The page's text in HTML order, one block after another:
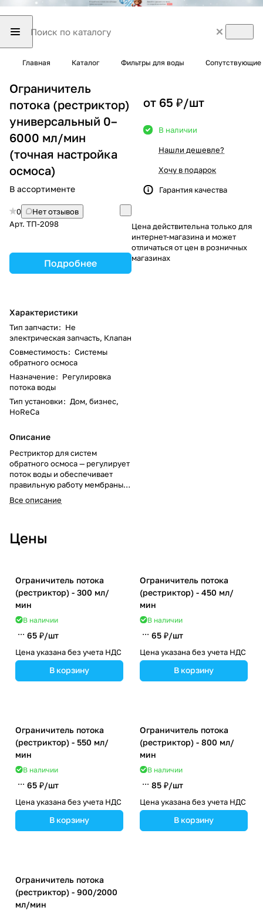
Главная Каталог Фильтры для воды
Ограничитель
потока (рестриктор)
универсальный 0–
6000 мл/мин
(точная настройка
осмоса)
В ассортименте
0
Нет отзывов
Арт. ТП-2098
Подробнее
Характеристики
Тип запчасти: Не
электрическая запчасть, Клапан
Совместимость: Системы
обратного осмоса
Назначение: Регулировка
потока воды
Тип установки: Дом, бизнес,
HoReCa
Описание
Рестриктор для систем
обратного осмоса — регулирует
поток воды и обеспечивает
правильную работу мембраны.
Подходит для бытовых и
коммерческих фильтров.
Все описание
от 65 ₽/шт
В наличии
Нашли дешевле?
Хочу в подарок
Гарантия качества
Цена действительна только для
интернет-магазина и может
отличаться от цен в розничных
магазинах
Цены
Ограничитель потока
(рестриктор) - 300 мл/
мин
В наличии
65 ₽/шт
Цена указана без учета НДС
В корзину
Ограничитель потока
(рестриктор) - 450 мл/
мин
В наличии
65 ₽/шт
Цена указана без учета НДС
В корзину
Ограничитель потока
(рестриктор) - 550 мл/
мин
В наличии
65 ₽/шт
Цена указана без учета НДС
В корзину
Ограничитель потока
(рестриктор) - 800 мл/
мин
В наличии
85 ₽/шт
Цена указана без учета НДС
В корзину
Ограничитель потока
(рестриктор) - 900/2000
мл/мин